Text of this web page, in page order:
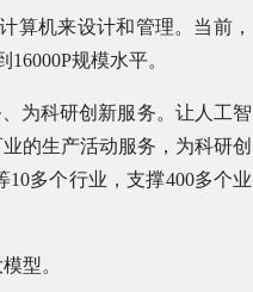
算机来设计和管理。当前，
规模水平。
为科研创新服务。让人工智
的生产活动服务，为科研创
多个行业，支撑400多个业
型。